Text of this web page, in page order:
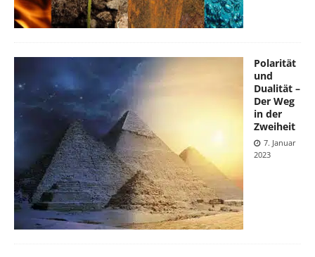
Polarität
und
Dualität –
Der Weg
in der
Zweiheit
7. Januar
2023